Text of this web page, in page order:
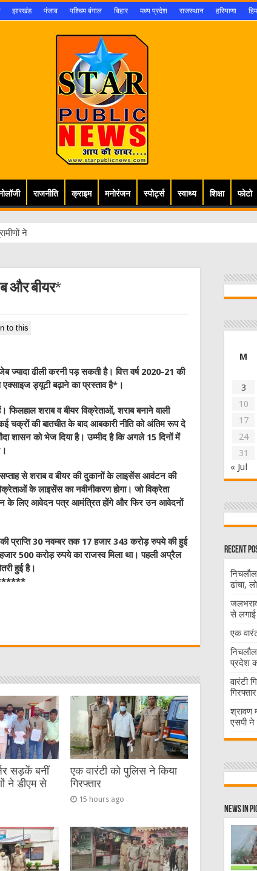
झारखंड पंजाब पश्चिम बंगाल बिहार मध्य प्रदेश राजस्थान हरियाणा
राजनीति क्राइम मनोरंजन स्पोर्ट्स स्वाथ्य शिक्षा फोटो
ने डीएम से लगाई गुहार
और बीयर*
to this
ढीली करनी पड़ सकती है। वित्त वर्ष 2020-21 की
ड्यूटी बढ़ाने का प्रस्ताव है*।
शराब व बीयर विक्रेताओं, शराब बनाने वाली
चक्रों की बातचीत के बाद आबकारी नीति को अंतिम रूप दे
शासन को भेज दिया है। उम्मीद है कि अगले 15 दिनों में
से शराब व बीयर की दुकानों के लाइसेंस आवंटन की
के लाइसेंस का नवीनीकरण होगा। जो विक्रेता
के लिए आवेदन पत्र आमंत्रित होंगे और फिर उन आवेदनों
प्राप्ति 30 नवम्बर तक 17 हजार 343 करोड़ रुपये की हुई
500 करोड़ रुपये का राजस्व मिला था। पहली अप्रैल
हुई है।
सड़कें बनीं
ने डीएम से
एक वारंटी को पुलिस ने किया
गिरफ्तार
15 hours ago
M
3
10
17
24
31
« Jul
Recent
ढांचा,
से लगाई
एक
प्रदेश
वारंटी
गिरफ्तार
श्रावण
एसपी ने
News in